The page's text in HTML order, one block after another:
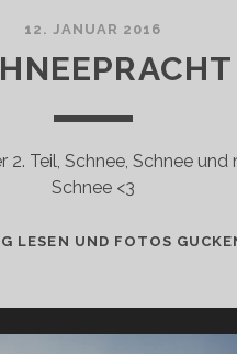
12. JANUAR 2016
2. Teil, Schnee, Schnee und
Schnee <3
LESEN UND FOTOS